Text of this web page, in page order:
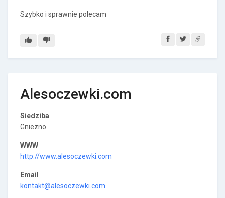
Szybko i sprawnie polecam
Alesoczewki.com
Siedziba
Gniezno
WWW
http://www.alesoczewki.com
Email
kontakt@alesoczewki.com